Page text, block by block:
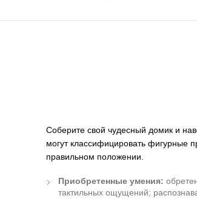
Соберите свой чудесный домик и
могут классифицировать фигурные
правильном положении.
Приобретенные умения:
тактильных ощущений;